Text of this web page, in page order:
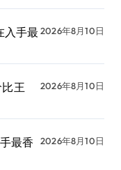
入手最2026年8月10日
王
2026年8月10日
最香
2026年8月10日